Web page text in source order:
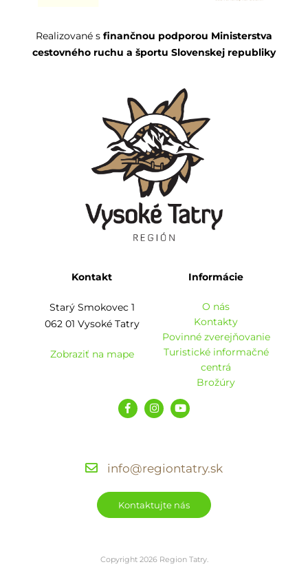
Realizované s finančnou podporou Ministerstva
cestovného ruchu a športu Slovenskej republiky
Kontakt
Starý Smokovec 1
062 01 Vysoké Tatry
Zobraziť na mape
Informácie
O nás
Kontakty
Povinné zverejňovanie
Turistické informačné
centrá
Brožúry
info@regiontatry.sk
Kontaktujte nás
Copyright 2026 Region Tatry.